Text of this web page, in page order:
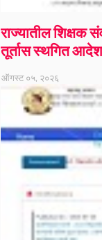
राज्यातील शिक्षक
तूर्तास स्थगित
ऑगस्ट ०५, २०२६